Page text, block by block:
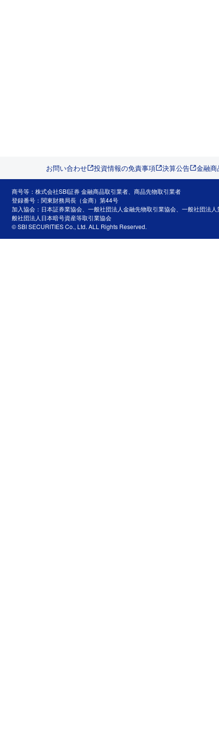
お問い合わせ 投資情報の免責事項 決算公告 金融
商号等：株式会社SBI証券 金融商品取引業者、商品先物取引業者
登録番号：関東財務局長（金商）第44号
加入協会：日本証券業協会、一般社団法人金融先物取引業協会、一般社団法
般社団法人日本暗号資産等取引業協会
© SBI SECURITIES Co., Ltd. ALL Rights Reserved.